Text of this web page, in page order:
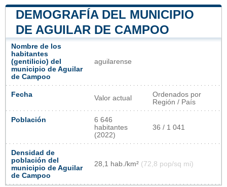
DEMOGRAFÍA DEL MUNICIPIO
DE AGUILAR DE CAMPOO
Nombre de los
habitantes
(gentilicio) del
municipio de Aguilar
de Campoo
aguilarense
Fecha Valor actual
Ordenados por
Región / País
Población
6 646
habitantes
(2022)
36 / 1 041
Densidad de
población del
municipio de Aguilar
de Campoo
28,1 hab./km² (72,8 pop/sq mi)